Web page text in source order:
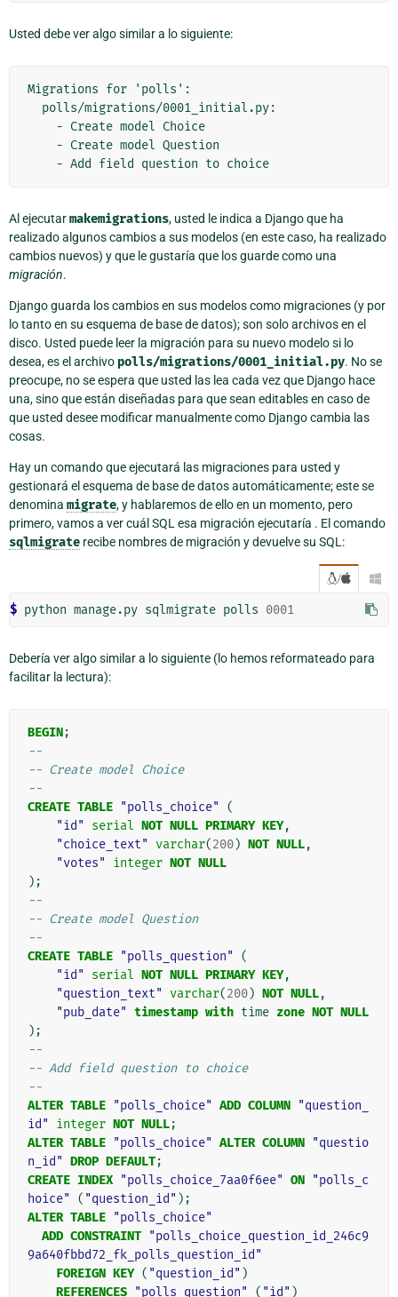
Usted debe ver algo similar a lo siguiente:
Migrations for 'polls':
Al ejecutarmakemigrations, usted le indica a Django que ha
realizado algunos cambios a sus modelos (en este caso, ha realizado
cambios nuevos) y que le gustaría que los guarde como una
migración.
Django guarda los cambios en sus modelos como migraciones (y por
lo tanto en su esquema de base de datos); son solo archivos en el
disco. Usted puede leer la migración para su nuevo modelo si lo
desea, es el archivo polls/migrations/0001_initial.py. No se
preocupe, no se espera que usted las lea cada vez que Django hace
una, sino que están diseñadas para que sean editables en caso de
que usted desee modificar manualmente como Django cambia las
cosas.
Hay un comando que ejecutará las migraciones para usted y
gestionará el esquema de base de datos automáticamente; este se
denomina migrate, y hablaremos de ello en un momento, pero
primero, vamos a ver cuál SQL esa migración ejecutaría . El comando
sqlmigrate recibe nombres de migración y devuelve su SQL:
/ 
$ python manage.py sqlmigrate polls 0001
Debería ver algo similar a lo siguiente (lo hemos reformateado para
facilitar la lectura):
BEGIN;
--
-- Create model Choice
--
CREATE TABLE "polls_choice"
(
"id"
serial NOT NULL PRIMARY KEY,
"choice_text"
varchar(200) NOT NULL,
"votes"
integer NOT NULL
);
--
-- Create model Question
--
CREATE TABLE "polls_question"
(
"id"
serial NOT NULL PRIMARY KEY,
"question_text"
varchar(200) NOT NULL,
"pub_date" timestamp with time zone NOT NULL
);
--
-- Add field question to choice
--
ALTER TABLE "polls_choice" ADD COLUMN "question_
id"
integer NOT NULL;
ALTER TABLE "polls_choice" ALTER COLUMN "questio
n_id" DROP DEFAULT;
CREATE INDEX "polls_choice_7aa0f6ee" ON "polls_c
hoice"
( "question_id" );
ALTER TABLE "polls_choice"
ADD CONSTRAINT "polls_choice_question_id_246c9
9a640fbbd72_fk_polls_question_id"
FOREIGN KEY ( "question_id" )
REFERENCES "polls_question" ( "id" )